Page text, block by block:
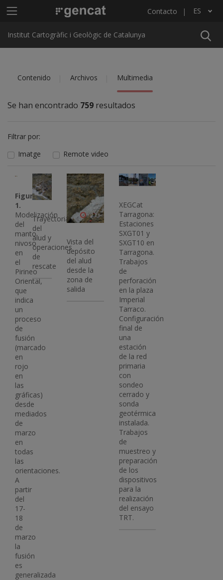
Menú principal ICGC Contacto ES
Lista adicional de acciones
Institut Cartogràfic i Geològic de Catalunya
Contenido Archivos Multimedia
Se han encontrado 759 resultados
Filtrar por:
Imatge
Remote video
Imatge
Figura
1.
Modelización
del
manto
nivoso
en
el
Pirineo
Oriental,
que
indica
un
proceso
de
fusión
(marcado
en
rojo
en
las
gráficas)
desde
mediados
de
marzo
en
todas
las
orientaciones.
A
partir
del
17-
18
de
marzo
la
fusión
es
generalizada
Imatge
Trayectoria
del
alud y
operaciones
de
rescate
Imatge
Vista del
depósito
del alud
desde la
zona de
salida
Imatge
XEGCat
Tarragona:
Estaciones
SXGT01 y
SXGT10 en
Tarragona.
Trabajos
de
perforación
en la plaza
Imperial
Tarraco.
Configuración
final de
una
estación
de la red
primaria
con
sondeo
cerrado y
sonda
geotérmica
instalada.
Trabajos
de
muestreo y
preparación
de los
dispositivos
para la
realización
del ensayo
TRT.